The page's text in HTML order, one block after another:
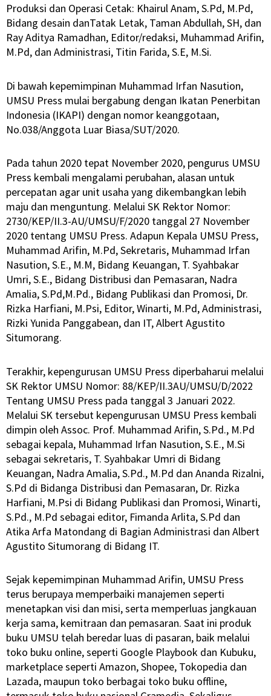
Produksi dan Operasi Cetak: Khairul Anam, S.Pd, M.Pd,
Bidang desain danTatak Letak, Taman Abdullah, SH, dan
Ray Aditya Ramadhan, Editor/redaksi, Muhammad Arifin,
M.Pd, dan Administrasi, Titin Farida, S.E, M.Si.
Di bawah kepemimpinan Muhammad Irfan Nasution,
UMSU Press mulai bergabung dengan Ikatan Penerbitan
Indonesia (IKAPI) dengan nomor keanggotaan,
No.038/Anggota Luar Biasa/SUT/2020.
Pada tahun 2020 tepat November 2020, pengurus UMSU
Press kembali mengalami perubahan, alasan untuk
percepatan agar unit usaha yang dikembangkan lebih
maju dan menguntung. Melalui SK Rektor Nomor:
2730/KEP/II.3-AU/UMSU/F/2020 tanggal 27 November
2020 tentang UMSU Press. Adapun Kepala UMSU Press,
Muhammad Arifin, M.Pd, Sekretaris, Muhammad Irfan
Nasution, S.E., M.M, Bidang Keuangan, T. Syahbakar
Umri, S.E., Bidang Distribusi dan Pemasaran, Nadra
Amalia, S.Pd,M.Pd., Bidang Publikasi dan Promosi, Dr.
Rizka Harfiani, M.Psi, Editor, Winarti, M.Pd, Administrasi,
Rizki Yunida Panggabean, dan IT, Albert Agustito
Situmorang.
Terakhir, kepengurusan UMSU Press diperbaharui melalui
SK Rektor UMSU Nomor: 88/KEP/II.3AU/UMSU/D/2022
Tentang UMSU Press pada tanggal 3 Januari 2022.
Melalui SK tersebut kepengurusan UMSU Press kembali
dimpin oleh Assoc. Prof. Muhammad Arifin, S.Pd., M.Pd
sebagai kepala, Muhammad Irfan Nasution, S.E., M.Si
sebagai sekretaris, T. Syahbakar Umri di Bidang
Keuangan, Nadra Amalia, S.Pd., M.Pd dan Ananda Rizalni,
S.Pd di Bidanga Distribusi dan Pemasaran, Dr. Rizka
Harfiani, M.Psi di Bidang Publikasi dan Promosi, Winarti,
S.Pd., M.Pd sebagai editor, Fimanda Arlita, S.Pd dan
Atika Arfa Matondang di Bagian Administrasi dan Albert
Agustito Situmorang di Bidang IT.
Sejak kepemimpinan Muhammad Arifin, UMSU Press
terus berupaya memperbaiki manajemen seperti
menetapkan visi dan misi, serta memperluas jangkauan
kerja sama, kemitraan dan pemasaran. Saat ini produk
buku UMSU telah beredar luas di pasaran, baik melalui
toko buku online, seperti Google Playbook dan Kubuku,
marketplace seperti Amazon, Shopee, Tokopedia dan
Lazada, maupun toko berbagai toko buku offline,